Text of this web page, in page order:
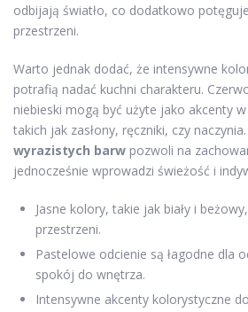
odbijają światło, co dodatkowo
przestrzeni.
Warto jednak dodać, że intensywne
potrafią nadać kuchni charakteru.
niebieski mogą być użyte jako akcenty
takich jak zasłony, ręczniki, czy naczynia.
wyrazistych barw pozwoli na
jednocześnie wprowadzi świeżość i
Jasne kolory, takie jak biały i
przestrzeni.
Pastelowe odcienie są łagodne dla
spokój do wnętrza.
Intensywne akcenty kolorystyczne